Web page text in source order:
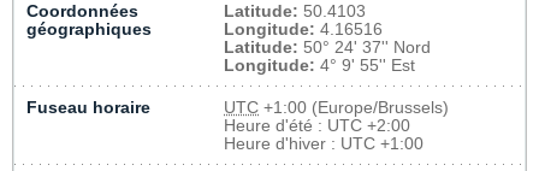
Coordonnées
géographiques
Latitude: 50.4103
Longitude: 4.16516
Latitude: 50° 24' 37'' Nord
Longitude: 4° 9' 55'' Est
Fuseau horaire UTC +1:00 (Europe/Brussels)
Heure d'été : UTC +2:00
Heure d'hiver : UTC +1:00